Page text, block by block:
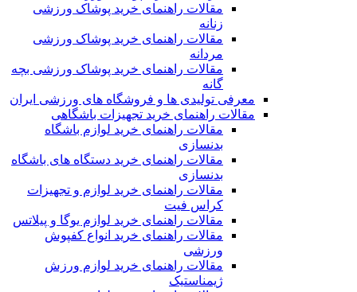
مقالات راهنمای خرید پوشاک ورزشی
زنانه
مقالات راهنمای خرید پوشاک ورزشی
مردانه
مقالات راهنمای خرید پوشاک ورزشی بچه
گانه
معرفی تولیدی ها و فروشگاه های ورزشی ایران
مقالات راهنمای خرید تجهیزات باشگاهی
مقالات راهنمای خرید لوازم باشگاه
بدنسازی
مقالات راهنمای خرید دستگاه های باشگاه
بدنسازی
مقالات راهنمای خرید لوازم و تجهیزات
کراس فیت
مقالات راهنمای خرید لوازم یوگا و پیلاتس
مقالات راهنمای خرید انواع کفپوش
ورزشی
مقالات راهنمای خرید لوازم ورزش
ژیمناستیک